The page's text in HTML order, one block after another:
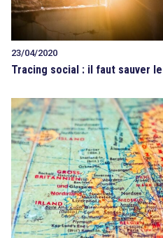
23/04/2020
Tracing social : il faut sauver